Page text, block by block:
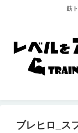
筋
ブレヒロ_ス